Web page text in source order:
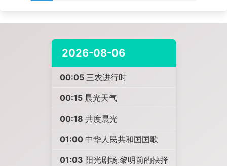
2026-08-06
00:05 三农进行时
00:15 晨光天气
00:18 共度晨光
01:00 中华人民共和国国歌
01:03 阳光剧场:黎明前的抉择